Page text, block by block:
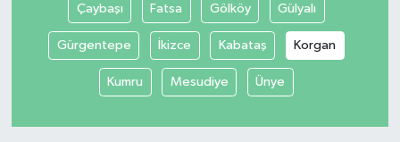
Çaybaşı Fatsa Gölköy Gülyalı
Gürgentepe İkizce Kabataş Korgan
Kumru Mesudiye Ünye